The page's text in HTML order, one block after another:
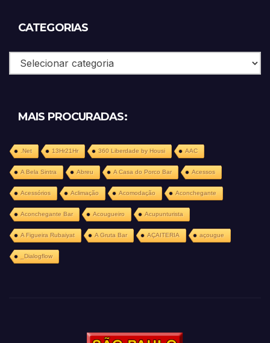
CATEGORIAS
Categorias
MAIS PROCURADAS:
.Net 13Hr21Hr 360 Liberdade by Housi AAC
A Bela Sintra Abreu A Casa do Porco Bar Acessos
Acessórios Aclimação Acomodação Aconchegante
Aconchegante Bar Acougueiro Acupunturista
A Figueira Rubaiyat A Gruta Bar AÇAITERIA açougue
_Dialogflow